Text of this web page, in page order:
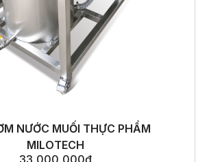
NƯỚC MUỐI THỰC PHẨM
MILOTECH